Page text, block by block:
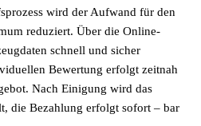
wird der Aufwand für den
reduziert. Über die Online-
schnell und sicher
Bewertung erfolgt zeitnah
Nach Einigung wird das
die Bezahlung erfolgt sofort – bar